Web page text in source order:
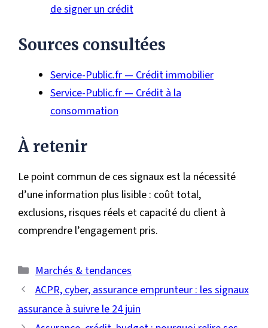
de signer un crédit
Sources consultées
Service-Public.fr — Crédit immobilier
Service-Public.fr — Crédit à la
consommation
À retenir
Le point commun de ces signaux est la nécessité
d’une information plus lisible : coût total,
exclusions, risques réels et capacité du client à
comprendre l’engagement pris.
Catégories
Marchés & tendances
ACPR, cyber, assurance emprunteur : les signaux
assurance à suivre le 24 juin